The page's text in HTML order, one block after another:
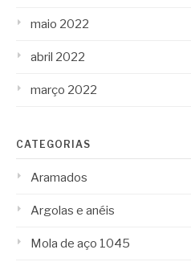
maio 2022
abril 2022
março 2022
CATEGORIAS
Aramados
Argolas e anéis
Mola de aço 1045